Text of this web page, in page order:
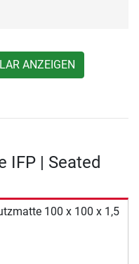
ANZEIGEN
IFP | Seated
100 x 100 x 1,5